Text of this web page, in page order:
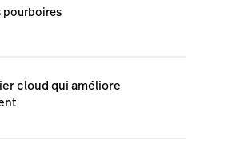
pourboires
cloud qui améliore